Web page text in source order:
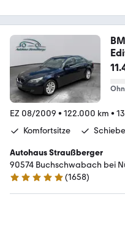
EZ 08/2009 • 122.000 km •
Komfortsitze
Autohaus Straußberger
90574 Buchschwabach bei
4.9 Sterne
(1658)